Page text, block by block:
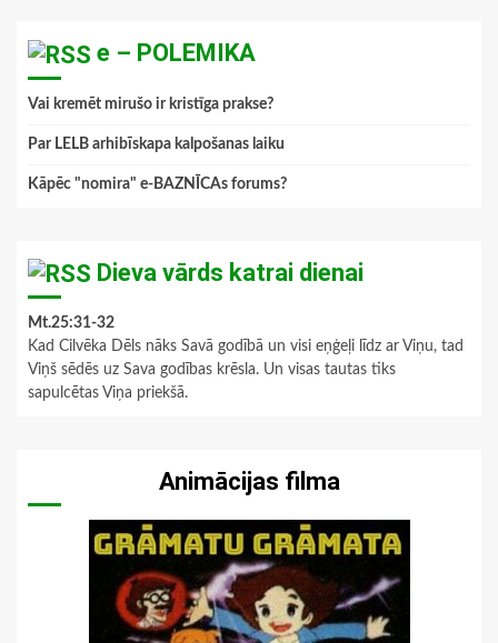
e – POLEMIKA
Vai kremēt mirušo ir kristīga prakse?
Par LELB arhibīskapa kalpošanas laiku
Kāpēc "nomira" e-BAZNĪCAs forums?
Dieva vārds katrai dienai
Mt.25:31-32
Kad Cilvēka Dēls nāks Savā godībā un visi eņģeļi līdz ar Viņu, tad
Viņš sēdēs uz Sava godības krēsla. Un visas tautas tiks
sapulcētas Viņa priekšā.
Animācijas filma